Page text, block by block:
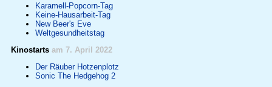
Karamell-Popcorn-Tag
Keine-Hausarbeit-Tag
New Beer's Eve
Weltgesundheitstag
Kinostarts am 7. April 2022
Der Räuber Hotzenplotz
Sonic The Hedgehog 2